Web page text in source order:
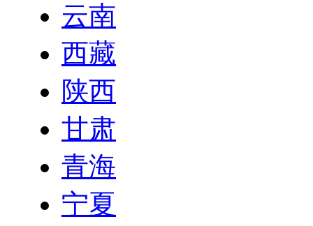
云南
西藏
陕西
甘肃
青海
宁夏